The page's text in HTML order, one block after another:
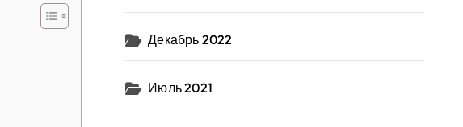
Декабрь 2022
Июль 2021